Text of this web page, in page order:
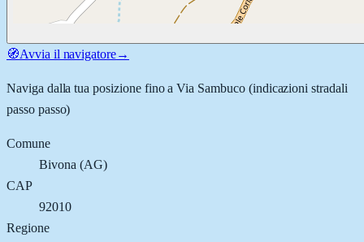
🧭Avvia il navigatore→
Naviga dalla tua posizione fino aVia Sambuco(indicazioni stradali
passo passo)
Comune
Bivona (AG)
CAP
92010
Regione